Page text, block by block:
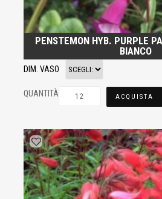
PENSTEMON HYB. PURPLE
BIANCO
DIM. VASO
QUANTITÀ ACQUISTA